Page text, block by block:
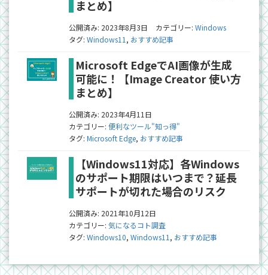
まとめ】
公開済み: 2023年8月3日 カテゴリー: Windows
タグ: Windows11 , おすすめ記事
Microsoft EdgeでAI画像が生成
可能に！【Image Creator 使い方
まとめ】
公開済み: 2023年4月11日
カテゴリー: 便利なツール"知っ得"
タグ: Microsoft Edge, おすすめ記事
【Windows11対応】各Windows
のサポート期限はいつまで？延長
サポートが切れた場合のリスク
公開済み: 2021年10月12日
カテゴリー: 気になるコト調査
タグ: Windows10, Windows11 , おすすめ記事